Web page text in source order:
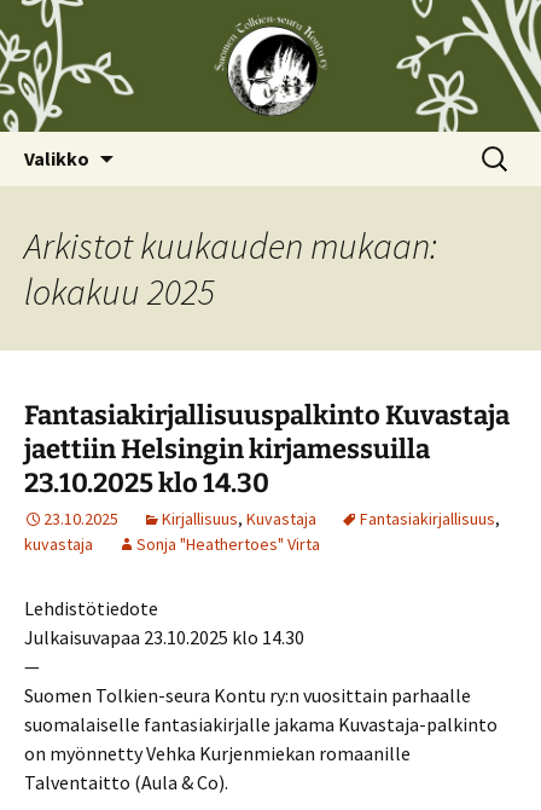
Valikko Haku:
Arkistot kuukauden mukaan:
lokakuu 2025
Fantasiakirjallisuuspalkinto Kuvastaja
jaettiin Helsingin kirjamessuilla
23.10.2025 klo 14.30
23.10.2025 Kirjallisuus, Kuvastaja Fantasiakirjallisuus,
kuvastaja
Sonja "Heathertoes" Virta
Lehdistötiedote
Julkaisuvapaa 23.10.2025 klo 14.30
—
Suomen Tolkien-seura Kontu ry:n vuosittain parhaalle
suomalaiselle fantasiakirjalle jakama Kuvastaja-palkinto
on myönnetty Vehka Kurjenmiekan romaanille
Talventaitto (Aula & Co).